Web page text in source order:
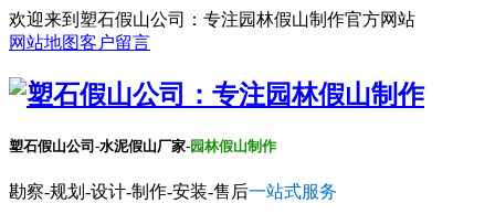
欢迎来到塑石假山公司：专注园林假山制作官方网站
网站地图客户留言
塑石假山公司-水泥假山厂家-园林假山制作
勘察-规划-设计-制作-安装-售后一站式服务